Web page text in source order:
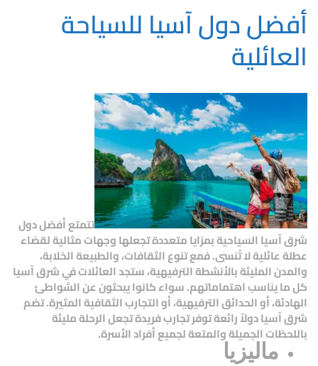
أفضل دول آسيا للسياحة
العائلية
تتمتعأفضل دول
شرق آسيا السياحيةبمزايا متعددة تجعلها وجهات مثالية لقضاء
عطلة عائلية لا تُنسى. فمع تنوع الثقافات، والطبيعة الخلابة،
والمدن المليئة بالأنشطة الترفيهية، ستجد العائلات في شرق آسيا
كل ما يناسب اهتماماتهم. سواء كانوا يبحثون عن الشواطئ
الهادئة، أو الحدائق الترفيهية، أو التجارب الثقافية المثيرة. تضم
شرق آسيا دولاً رائعة توفر تجارب فريدة تجعل الرحلة مليئة
باللحظات الجميلة والمتعة لجميع أفراد الأسرة.
ماليزيا